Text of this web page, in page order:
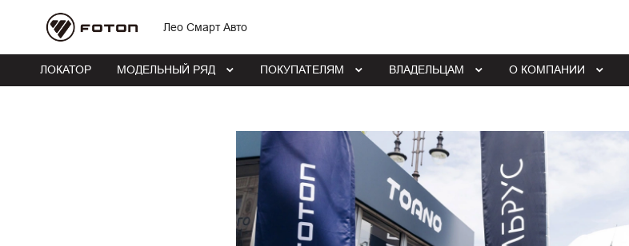
Лео Смарт Авто
ЛОКАТОР МОДЕЛЬНЫЙ РЯД ПОКУПАТЕЛЯМ ВЛАДЕЛЬЦАМ О КОМПАНИИ